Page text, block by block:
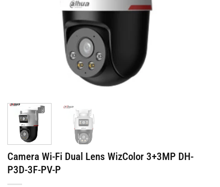
Camera Wi-Fi Dual Lens WizColor 3+3MP DH-
P3D-3F-PV-P